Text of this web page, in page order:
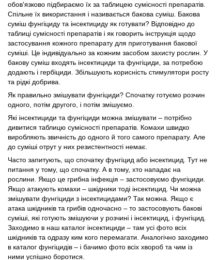
обов'язково підбираємо їх за таблицею сумісності препаратів.
Спільне їх використання і називається бакова суміш. Бакова
суміш фунгіциду та інсектициду як готувати? Відповідно до
таблиці сумісності препаратів і як говорить інструкція щодо
застосування кожного препарату для приготування бакової
суміші. Це індивідуально за кожним засобом захисту рослин. У
бакову суміш входять інсектициди та фунгіциди, за потребою
додають і гербіциди. Збільшують корисність стимулятори росту
та рідкі добрива.
Як правильно змішувати фунгіциди? Спочатку готуємо розчин
одного, потім другого, і потім змішуємо.
Які інсектициди та фунгіциди можна змішувати – потрібно
дивитися таблицю сумісності препаратів. Комахи швидко
виробляють звичність до одного й того самого препарату. Але
до суміші отрут у них резистентності немає.
Часто запитують, що спочатку фунгіцид або інсектицид. Тут не
питання у тому, що спочатку. А в тому, хто нападає на
рослини. Якщо це грибна інфекція – застосовуємо фунгіциди.
Якщо атакують комахи – шкідники тоді інсектицид. Чи можна
змішувати фунгіциди з інсектицидами? Так можна. Якщо є
атака шкідників та грибів одночасно – то застосовують бакові
суміші, які готують змішуючи у розчині і інсектицид, і фунгіцид.
Заходимо в наш каталог інсектициди – там усі фото всіх
шкідників та одразу ким кого перемагати. Аналогічно заходимо
в каталог фунгіцидів – і бачимо фото всіх хвороб та чим із
ними успішно боротися.